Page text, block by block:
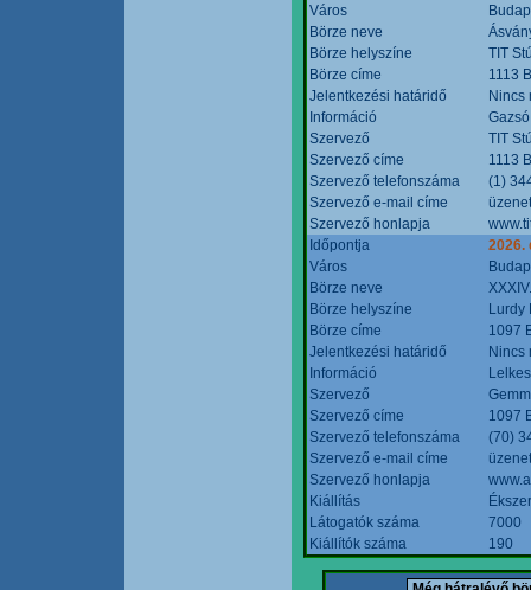
Város
Börze neve
Börze helyszíne
TIT
Börze címe
1113
Jelentkezési határidő
Nincs
Információ
Szervező
TIT
Szervező címe
1113
Szervező telefonszáma
(1)
Szervező e-mail címe
Szervező honlapja
Időpontja
2026.
Város
Börze neve
Börze helyszíne
Lurdy
Börze címe
1097
Jelentkezési határidő
Nincs
Információ
Szervező
Szervező címe
1097
Szervező telefonszáma
(70)
Szervező e-mail címe
Szervező honlapja
Kiállítás
Látogatók száma
7000
Kiállítók száma
190